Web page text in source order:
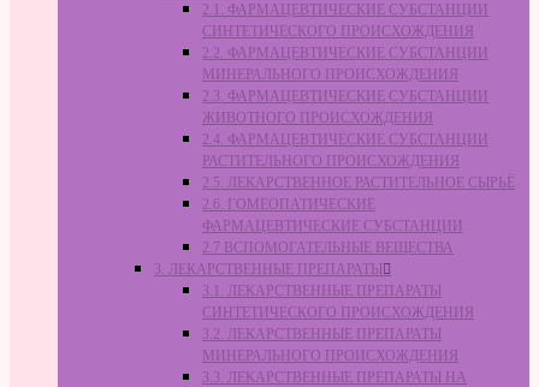
2.1. ФАРМАЦЕВТИЧЕСКИЕ СУБСТАНЦИИ
СИНТЕТИЧЕСКОГО ПРОИСХОЖДЕНИЯ
2.2. ФАРМАЦЕВТИЧЕСКИЕ СУБСТАНЦИИ
МИНЕРАЛЬНОГО ПРОИСХОЖДЕНИЯ
2.3. ФАРМАЦЕВТИЧЕСКИЕ СУБСТАНЦИИ
ЖИВОТНОГО ПРОИСХОЖДЕНИЯ
2.4. ФАРМАЦЕВТИЧЕСКИЕ СУБСТАНЦИИ
РАСТИТЕЛЬНОГО ПРОИСХОЖДЕНИЯ
2.5. ЛЕКАРСТВЕННОЕ РАСТИТЕЛЬНОЕ СЫРЬЁ
2.6. ГОМЕОПАТИЧЕСКИЕ
ФАРМАЦЕВТИЧЕСКИЕ СУБСТАНЦИИ
2.7 ВСПОМОГАТЕЛЬНЫЕ ВЕЩЕСТВА
3. ЛЕКАРСТВЕННЫЕ ПРЕПАРАТЫ
3.1. ЛЕКАРСТВЕННЫЕ ПРЕПАРАТЫ
СИНТЕТИЧЕСКОГО ПРОИСХОЖДЕНИЯ
3.2. ЛЕКАРСТВЕННЫЕ ПРЕПАРАТЫ
МИНЕРАЛЬНОГО ПРОИСХОЖДЕНИЯ
3.3. ЛЕКАРСТВЕННЫЕ ПРЕПАРАТЫ НА